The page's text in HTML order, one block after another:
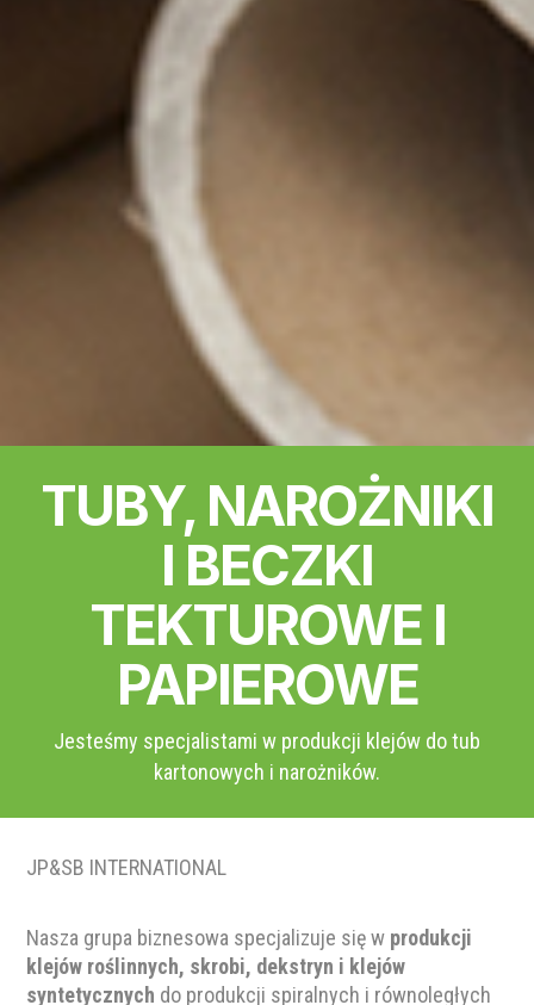
TUBY, NAROŻNIKI
I BECZKI
TEKTUROWE I
PAPIEROWE
Jesteśmy specjalistami w produkcji klejów do tub
kartonowych i narożników.
JP&SB INTERNATIONAL
Nasza grupa biznesowa specjalizuje się w produkcji
klejów roślinnych, skrobi, dekstryn i klejów
syntetycznych do produkcji spiralnych i równoległych